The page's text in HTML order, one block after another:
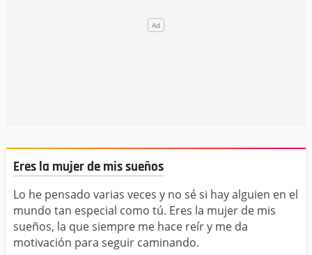
Eres la mujer de mis sueños
Lo he pensado varias veces y no sé si hay alguien en el
mundo tan especial como tú. Eres la mujer de mis
sueños, la que siempre me hace reír y me da
motivación para seguir caminando.